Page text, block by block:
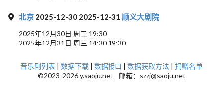
北京 2025-12-30 2025-12-31 顺义大剧院
2025年12月30日 周二 19:30
2025年12月31日 周三 14:30 19:30
音乐剧列表 | 数据下载 | 数据接口 | 数据获取方法 | 捐赠名单
©2023-2026 y.saoju.net 邮箱：szzj@saoju.net